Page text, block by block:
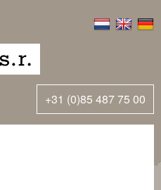
+31 (0)85 487 75 00